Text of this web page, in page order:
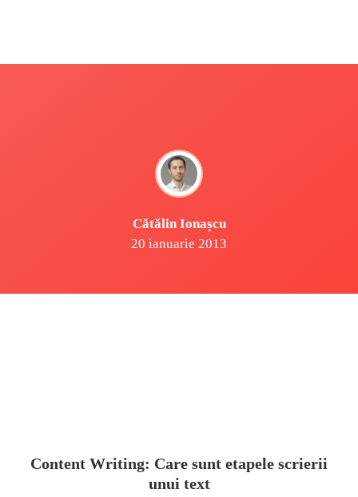
Cătălin Ionașcu
20 ianuarie 2013
Content Writing: Care sunt etapele scrierii
unui text